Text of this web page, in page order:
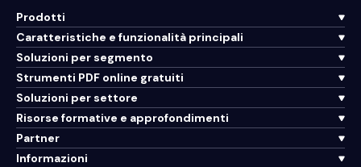
Prodotti
Caratteristiche e funzionalità principali
Soluzioni per segmento
Strumenti PDF online gratuiti
Soluzioni per settore
Risorse formative e approfondimenti
Partner
Informazioni